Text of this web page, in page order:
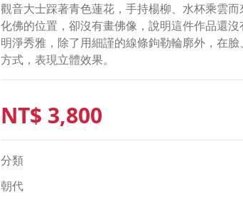
觀音大士踩著青色蓮花，手持楊柳、水杯乘雲
化佛的位置，卻沒有畫佛像，說明這件作品還
明淨秀雅，除了用細謹的線條鉤勒輪廓外，在
方式，表現立體效果。
NT$ 3,800
分類
朝代